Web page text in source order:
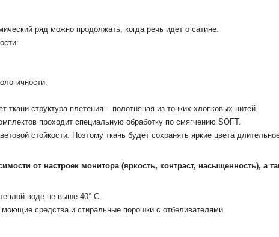
ряд можно продолжать, когда речь идет о сатине.
;
ткани структура плетения– полотняная из тонких хлопковых нитей.
проходит специальную обработку по смягчению SOFT.
стойкости. Поэтому ткань будет сохранять яркие цвета
от настроек монитора (яркость, контраст, насыщенность), а
воде не выше 40° С.
средства и стиральные порошки с отбеливателями.